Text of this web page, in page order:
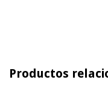
Productos